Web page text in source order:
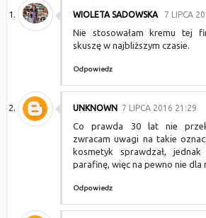
WIOLETA SADOWSKA 7 LIPCA
Nie stosowałam kremu tej
skuszę w najbliższym czasie.
Odpowiedz
UNKNOWN 7 LIPCA 2016 21:29
Co prawda 30 lat nie
zwracam uwagi na takie
kosmetyk sprawdzał,
parafinę, więc na pewno nie dla
Odpowiedz